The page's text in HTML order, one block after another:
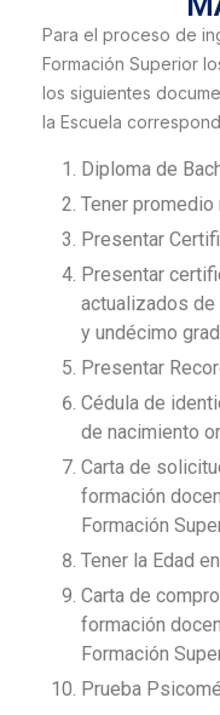
Para el proceso de
Formación Superior
los siguientes
la Escuela
Diploma de
Tener promedio
Presentar
Presentar
actualizados de
y undécimo
Presentar
Cédula de
de nacimiento
Carta de
formación
Formación
Tener la Edad
Carta de
formación
Formación
Prueba